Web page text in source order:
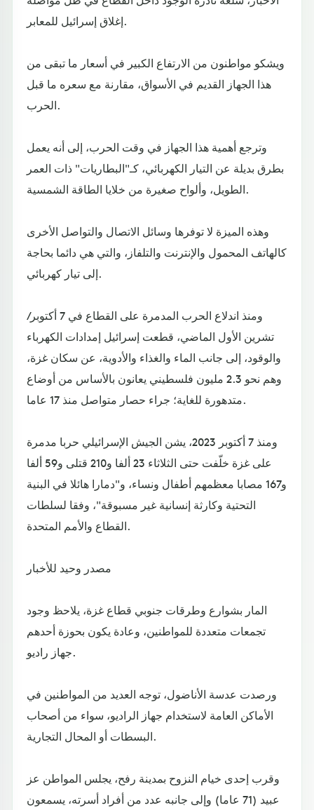
إغلاق إسرائيل للمعابر.
ويشكو مواطنون من الارتفاع الكبير في أسعار ما تبقى من
هذا الجهاز القديم في الأسواق، مقارنة مع سعره ما قبل
الحرب.
وترجع أهمية هذا الجهاز في وقت الحرب، إلى أنه يعمل
بطرق بديلة عن التيار الكهربائي، كـ"البطاريات" ذات العمر
الطويل، وألواح صغيرة من خلايا الطاقة الشمسية.
وهذه الميزة لا توفرها وسائل الاتصال والتواصل الأخرى
كالهاتف المحمول والإنترنت والتلفاز، والتي هي دائما بحاجة
إلى تيار كهربائي.
ومنذ اندلاع الحرب المدمرة على القطاع في 7 أكتوبر/
تشرين الأول الماضي، قطعت إسرائيل إمدادات الكهرباء
والوقود، إلى جانب الماء والغذاء والأدوية، عن سكان غزة،
وهم نحو 2.3 مليون فلسطيني يعانون بالأساس من أوضاع
متدهورة للغاية؛ جراء حصار متواصل منذ 17 عاما.
ومنذ 7 أكتوبر 2023، يشن الجيش الإسرائيلي حربا مدمرة
على غزة خلّفت حتى الثلاثاء 23 ألفا و210 قتلى و59 ألفا
و167 مصابا معظمهم أطفال ونساء، و"دمارا هائلا في البنية
التحتية وكارثة إنسانية غير مسبوقة"، وفقا لسلطات
القطاع والأمم المتحدة.
مصدر وحيد للأخبار
المار بشوارع وطرقات جنوبي قطاع غزة، يلاحظ وجود
تجمعات متعددة للمواطنين، وعادة يكون بحوزة أحدهم
جهاز راديو.
ورصدت عدسة الأناضول، توجه العديد من المواطنين في
الأماكن العامة لاستخدام جهاز الراديو، سواء من أصحاب
البسطات أو المحال التجارية.
وقرب إحدى خيام النزوح بمدينة رفح، يجلس المواطن عز
عبيد (71 عاما) وإلى جانبه عدد من أفراد أسرته، يسمعون